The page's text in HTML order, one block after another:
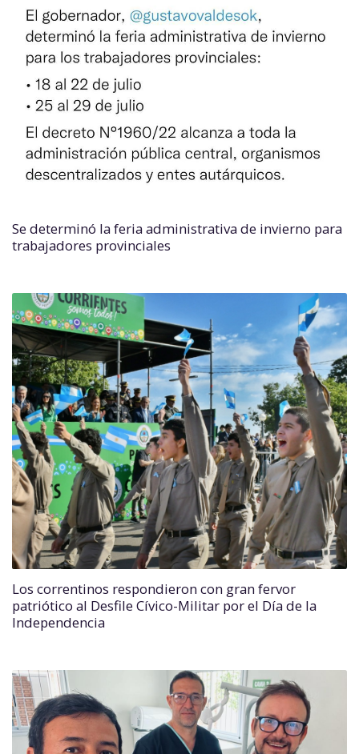
Se determinó la feria administrativa de invierno para
trabajadores provinciales
Los correntinos respondieron con gran fervor
patriótico al Desfile Cívico-Militar por el Día de la
Independencia